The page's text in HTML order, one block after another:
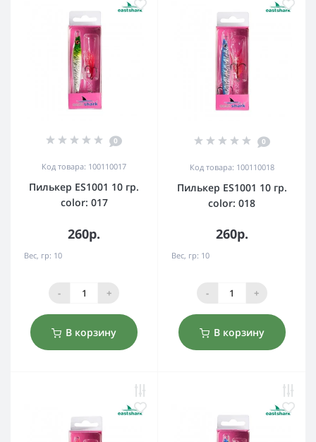
0
Код товара: 100110017
Пилькер ES1001 10 гр.
color: 017
260р.
Вес, гр: 10
- +
В корзину
0
Код товара: 100110018
Пилькер ES1001 10 гр.
color: 018
260р.
Вес, гр: 10
- +
В корзину